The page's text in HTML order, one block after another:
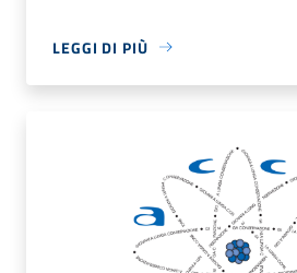
LEGGI DI PIÙ